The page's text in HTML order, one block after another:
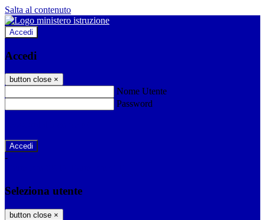
Salta al contenuto
Accedi
Accedi
button close ×
Nome Utente
Password
-
Seleziona utente
button close ×